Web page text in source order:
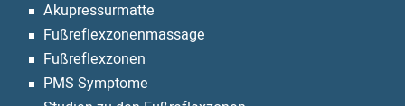
Akupressurmatte
Fußreflexzonen­massage
Fußreflexzonen
PMS Symptome